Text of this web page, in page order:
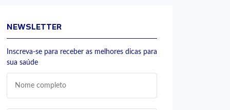
NEWSLETTER
Inscreva-se para receber as melhores dicas para
sua saúde